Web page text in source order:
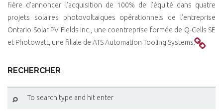
fière d’annoncer l’acquisition de 100% de l’équité dans quatre
projets solaires photovoltaïques opérationnels de l’entreprise
Ontario Solar PV Fields Inc., une coentreprise formée de Q-Cells SE
et Photowatt, une filiale de ATS Automation Tooling Systems.
RECHERCHER